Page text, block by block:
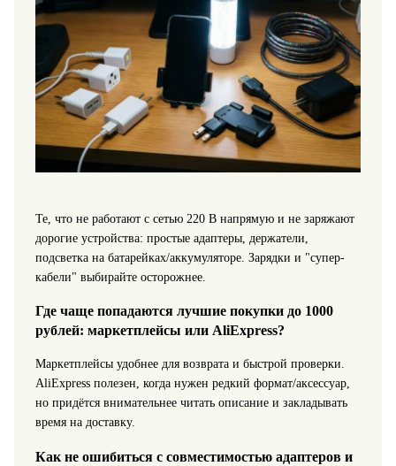
Те, что не работают с сетью 220 В напрямую и не заряжают
дорогие устройства: простые адаптеры, держатели,
подсветка на батарейках/аккумуляторе. Зарядки и "супер-
кабели" выбирайте осторожнее.
Где чаще попадаются лучшие покупки до 1000
рублей: маркетплейсы или AliExpress?
Маркетплейсы удобнее для возврата и быстрой проверки.
AliExpress полезен, когда нужен редкий формат/аксессуар,
но придётся внимательнее читать описание и закладывать
время на доставку.
Как не ошибиться с совместимостью адаптеров и